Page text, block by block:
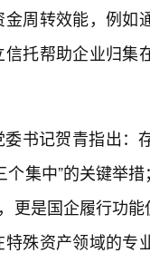
周转效能，例
托帮助企业归
书记贺青指出
个集中”的关键举
更是国企履行功
殊资产领域的